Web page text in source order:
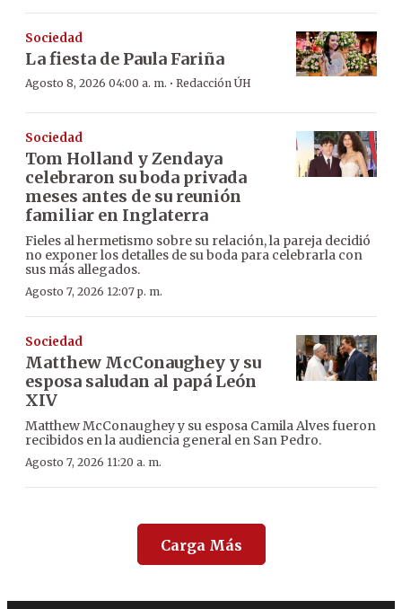
Sociedad
La fiesta de Paula Fariña
Agosto 8, 2026 04:00 a. m. · Redacción ÚH
Sociedad
Tom Holland y Zendaya
celebraron su boda privada
meses antes de su reunión
familiar en Inglaterra
Fieles al hermetismo sobre su relación, la pareja decidió
no exponer los detalles de su boda para celebrarla con
sus más allegados.
Agosto 7, 2026 12:07 p. m.
Sociedad
Matthew McConaughey y su
esposa saludan al papá León
XIV
Matthew McConaughey y su esposa Camila Alves fueron
recibidos en la audiencia general en San Pedro.
Agosto 7, 2026 11:20 a. m.
Carga Más